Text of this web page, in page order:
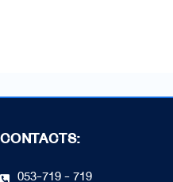
CONTACTS:
053-719 - 719